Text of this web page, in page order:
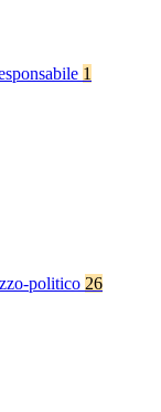
1
politico 26